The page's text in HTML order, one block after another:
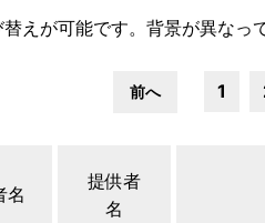
えが可能です。背景が異なっ
前へ 1
名
提供者
名